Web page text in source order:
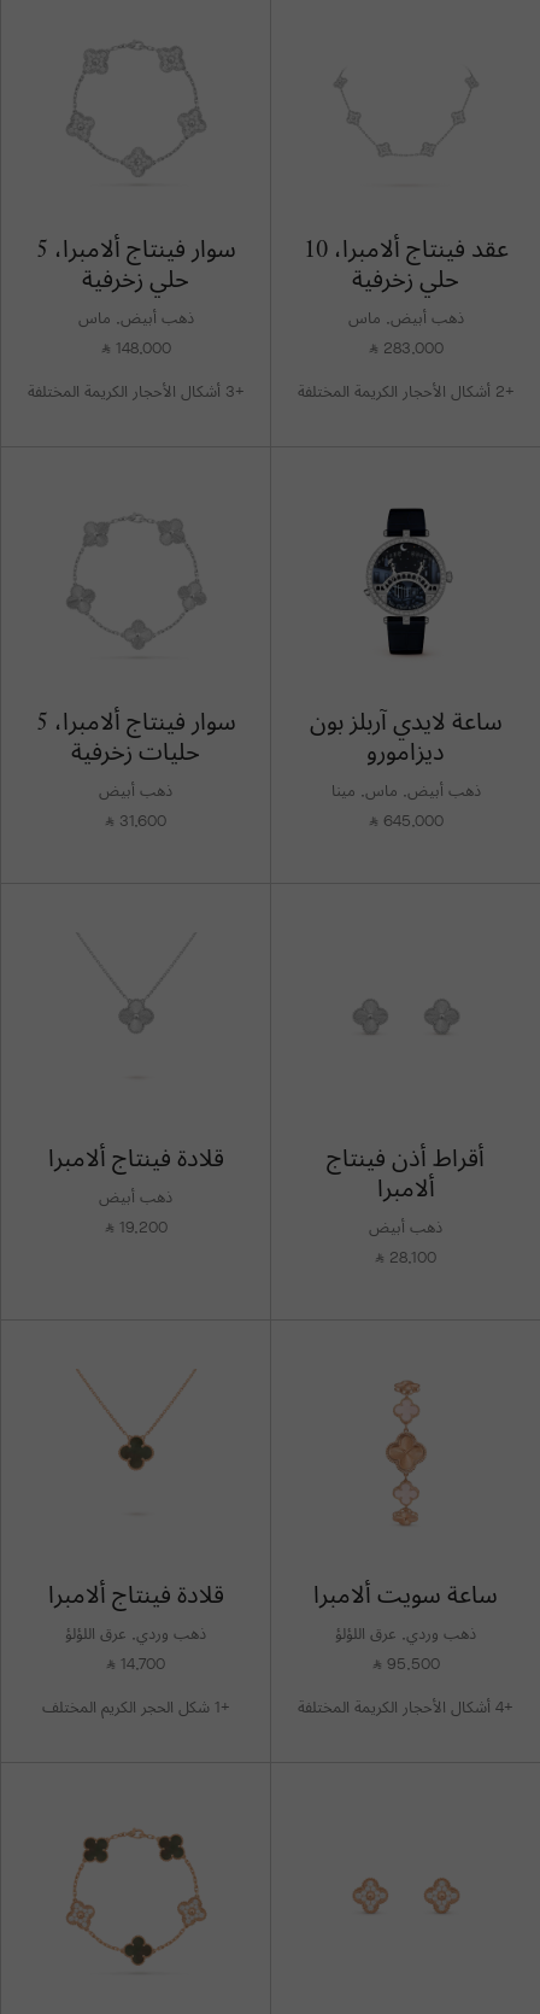
عقد فينتاج ألامبرا، 10
حلي زخرفية
ذهب أبيض, ماس
283,000
⃁
+2 أشكال الأحجار الكريمة المختلفة
سوار فينتاج ألامبرا، 5
حلي زخرفية
ذهب أبيض, ماس
148,000
⃁
+3 أشكال الأحجار الكريمة المختلفة
ساعة لايدي آربلز بون
ديزامورو
ذهب أبيض, ماس, مينا
645,000
⃁
سوار فينتاج ألامبرا، 5
حليات زخرفية
ذهب أبيض
31,600
⃁
أقراط أذن فينتاج
ألامبرا
ذهب أبيض
28,100
⃁
قلادة فينتاج ألامبرا
ذهب أبيض
19,200
⃁
ساعة سويت ألامبرا
ذهب وردي, عرق اللؤلؤ
95,500
⃁
+4 أشكال الأحجار الكريمة المختلفة
قلادة فينتاج ألامبرا
ذهب وردي, عرق اللؤلؤ
14,700
⃁
+1 شكل الحجر الكريم المختلف